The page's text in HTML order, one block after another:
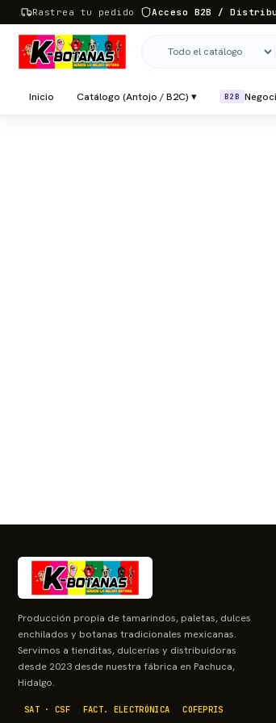
Rastrea tu pedido Acceso B2B /
Inicio Catálogo (Antojo / B2C) ▾ B2B
Producción propia de tamarindos, paletas, dulces
enchilados y botanas tradicionales mexicanas.
Servimos a tienditas, dulcerías y distribuidoras
desde 2023 desde nuestra fábrica en Pachuca,
Hidalgo.
SAT · CSF FACT. ELECTRÓNICA COFEPRIS